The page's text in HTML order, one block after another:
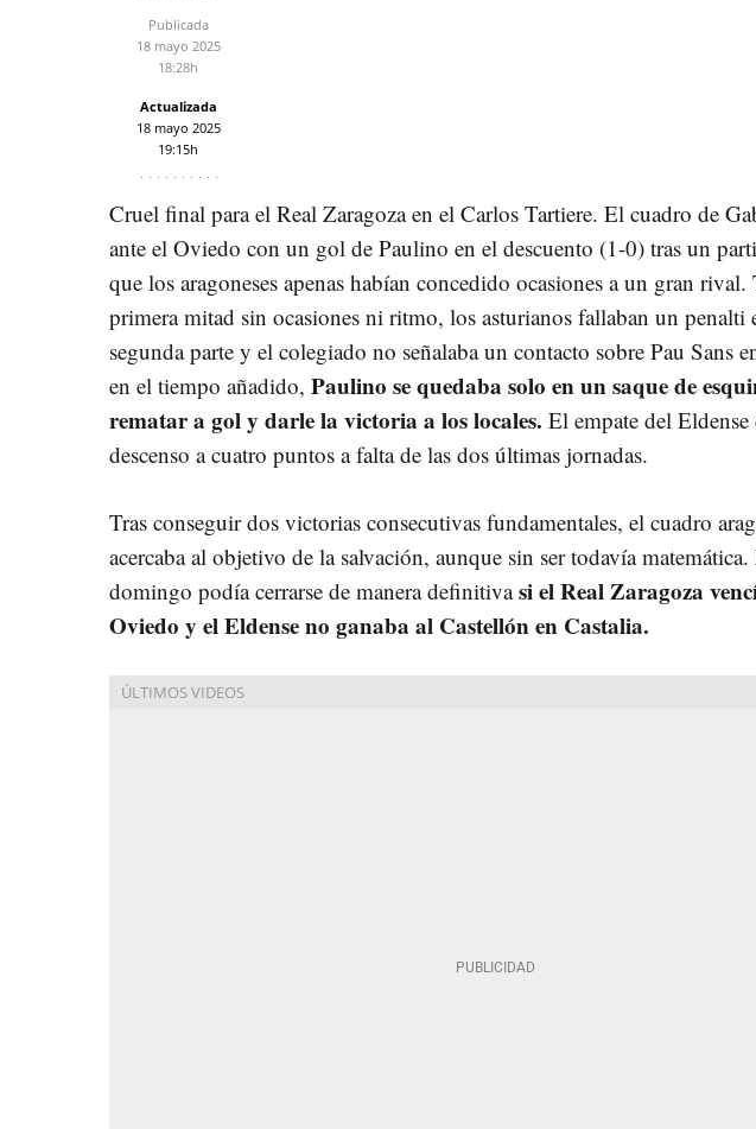
Publicada
18 mayo 2025
18:28h
Actualizada
18 mayo 2025
19:15h
Cruel final para el Real Zaragoza en el Carlos Tartiere. El cuadro de
ante el Oviedo con un gol de Paulino en el descuento (1-0) tras un
que los aragoneses apenas habían concedido ocasiones a un gran rival.
primera mitad sin ocasiones ni ritmo, los asturianos fallaban un penalti
segunda parte y el colegiado no señalaba un contacto sobre Pau Sans
en el tiempo añadido, Paulino se quedaba solo en un saque de
rematar a gol y darle la victoria a los locales. El empate del Eldense
descenso a cuatro puntos a falta de las dos últimas jornadas.
Tras conseguir dos victorias consecutivas fundamentales, el cuadro
acercaba al objetivo de la salvación, aunque sin ser todavía matemática.
domingo podía cerrarse de manera definitivasi el Real Zaragoza
Oviedo y el Eldense no ganaba al Castellón en Castalia.